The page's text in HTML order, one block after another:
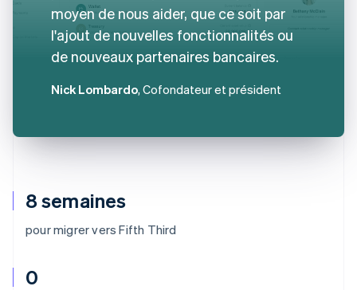
8 semaines
pour migrer vers Fifth Third
0
moyen de nous aider, que ce soit par
l'ajout de nouvelles fonctionnalités ou
de nouveaux partenaires bancaires.
Nick Lombardo, Cofondateur et président